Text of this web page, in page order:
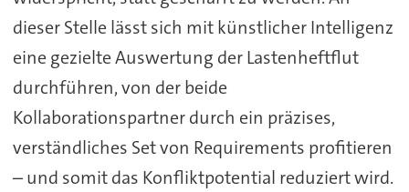
dieser Stelle lässt sich mit künstlicher Intelligenz
eine gezielte Auswertung der Lastenheftflut
durchführen, von der beide
Kollaborationspartner durch ein präzises,
verständliches Set von Requirements profitieren
– und somit das Konfliktpotential reduziert wird.